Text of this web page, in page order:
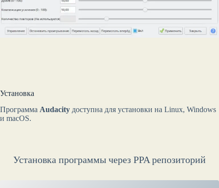
Установка
Программа Audacity доступна для установки на Linux, Windows
и macOS.
Установка программы через PPA репозиторий